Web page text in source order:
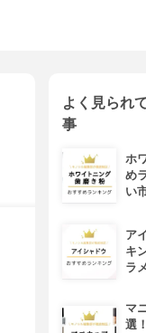
よく見られ
事
ホ
め
い
ア
キ
ラ
マ
選